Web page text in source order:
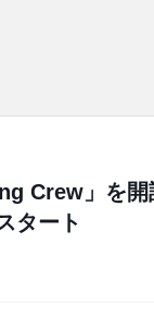
Crew」を開
タート